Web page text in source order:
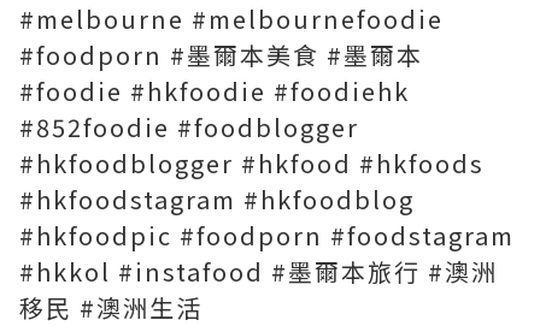
#melbourne #melbournefoodie
#foodporn #墨爾本美食 #墨爾本
#foodie #hkfoodie #foodiehk
#852foodie #foodblogger
#hkfoodblogger #hkfood #hkfoods
#hkfoodstagram #hkfoodblog
#hkfoodpic #foodporn #foodstagram
#hkkol #instafood #墨爾本旅行 #澳洲
移民 #澳洲生活